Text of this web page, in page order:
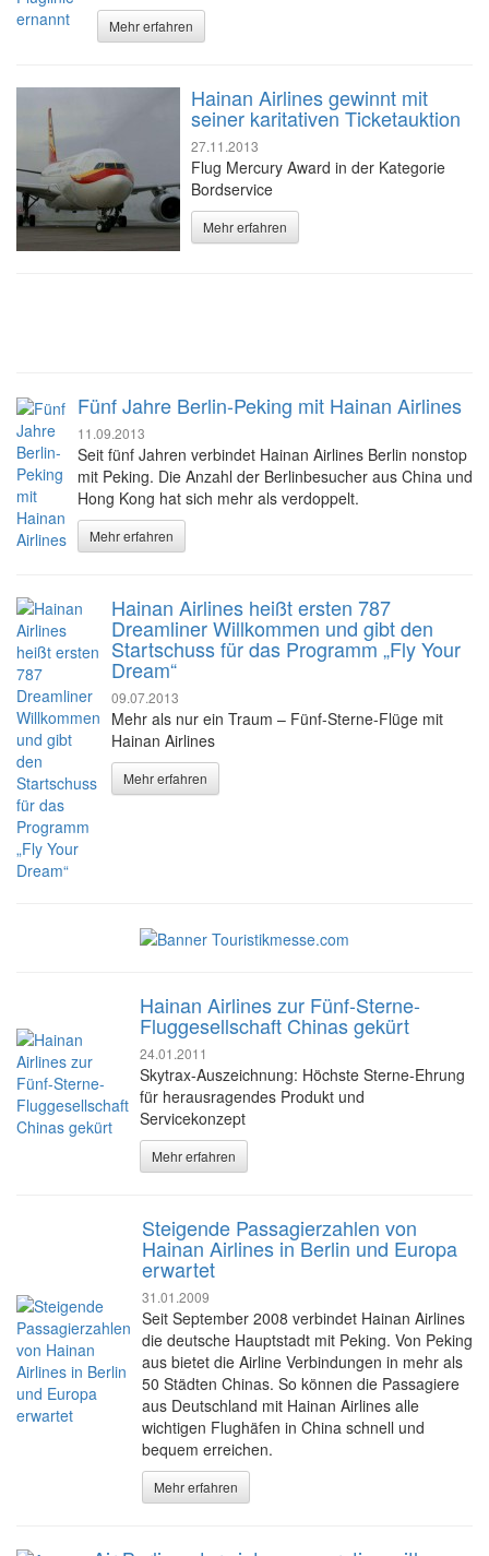
Mehr erfahren
Hainan Airlines gewinnt mit
seiner karitativen Ticketauktion
27.11.2013
Flug Mercury Award in der Kategorie
Bordservice
Mehr erfahren
Fünf Jahre Berlin-Peking mit Hainan Airlines
11.09.2013
Seit fünf Jahren verbindet Hainan Airlines Berlin nonstop
mit Peking. Die Anzahl der Berlinbesucher aus China und
Hong Kong hat sich mehr als verdoppelt.
Mehr erfahren
Hainan Airlines heißt ersten 787
Dreamliner Willkommen und gibt den
Startschuss für das Programm „Fly Your
Dream“
09.07.2013
Mehr als nur ein Traum – Fünf-Sterne-Flüge mit
Hainan Airlines
Mehr erfahren
Hainan Airlines zur Fünf-Sterne-
Fluggesellschaft Chinas gekürt
24.01.2011
Skytrax-Auszeichnung: Höchste Sterne-Ehrung
für herausragendes Produkt und
Servicekonzept
Mehr erfahren
Steigende Passagierzahlen von
Hainan Airlines in Berlin und Europa
erwartet
31.01.2009
Seit September 2008 verbindet Hainan Airlines
die deutsche Hauptstadt mit Peking. Von Peking
aus bietet die Airline Verbindungen in mehr als
50 Städten Chinas. So können die Passagiere
aus Deutschland mit Hainan Airlines alle
wichtigen Flughäfen in China schnell und
bequem erreichen.
Mehr erfahren